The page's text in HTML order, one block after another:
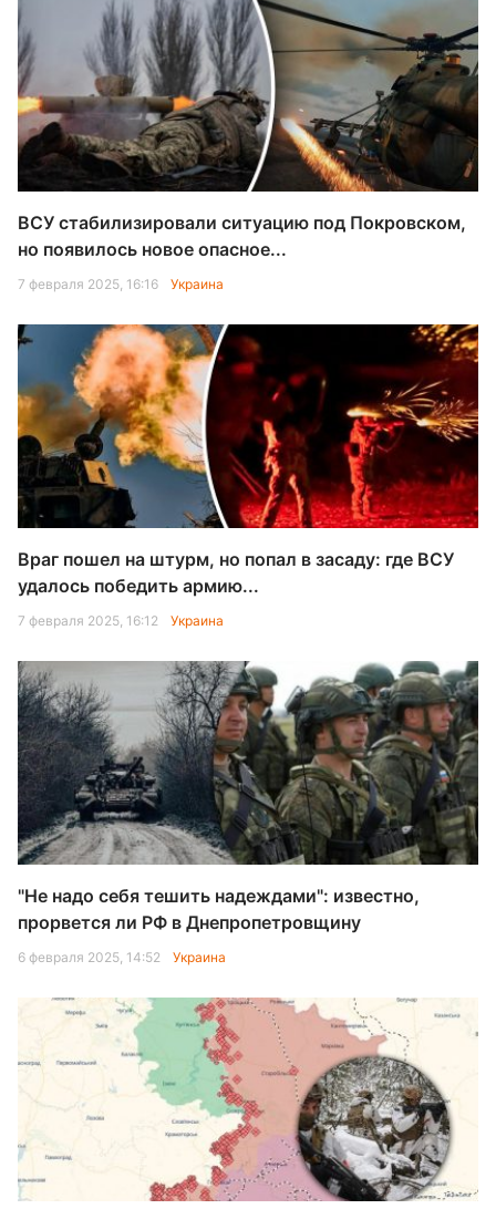
ВСУ стабилизировали ситуацию под Покровском,
но появилось новое опасное...
7 февраля 2025, 16:16 Украина
Враг пошел на штурм, но попал в засаду: где ВСУ
удалось победить армию...
7 февраля 2025, 16:12 Украина
"Не надо себя тешить надеждами": известно,
прорвется ли РФ в Днепропетровщину
6 февраля 2025, 14:52 Украина